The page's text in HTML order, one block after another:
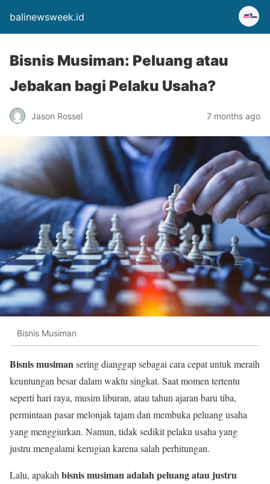
balinewsweek.id
Bisnis Musiman: Peluang atau
Jebakan bagi Pelaku Usaha?
Jason Rossel 7 months ago
Bisnis Musiman
Bisnis musimansering dianggap sebagai cara cepat untuk meraih
keuntungan besar dalam waktu singkat. Saat momen tertentu
seperti hari raya, musim liburan, atau tahun ajaran baru tiba,
permintaan pasar melonjak tajam dan membuka peluang usaha
yang menggiurkan. Namun, tidak sedikit pelaku usaha yang
justru mengalami kerugian karena salah perhitungan.
Lalu, apakahbisnis musiman adalah peluang atau justru